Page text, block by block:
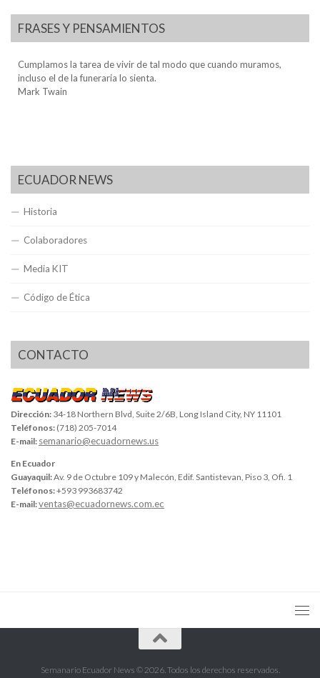
FRASES Y PENSAMIENTOS
Cumplamos la tarea de vivir de tal modo que cuando muramos,
incluso el de la funeraria lo sienta.
Mark Twain
ECUADOR NEWS
Historia
Colaboradores
Media KIT
Código de Ética
CONTACTO
Dirección: 34-18 Northern Blvd, Suite 2/6B, Long Island City, NY 11101
Teléfonos: (718) 205-7014
E-mail: semanario@ecuadornews.us
En Ecuador
Guayaquil:Av. 9 de Octubre 109 y Malecón, Edif. Santistevan, Piso 3, Ofi. 1
Teléfonos:+593 993683742
E-mail:ventas@ecuadornews.com.ec
Semanario Ecuador News © 2026. Todos los derechos reservados.